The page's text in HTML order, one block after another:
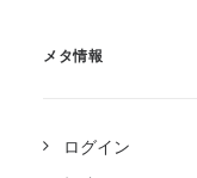
メタ情報
ログイン